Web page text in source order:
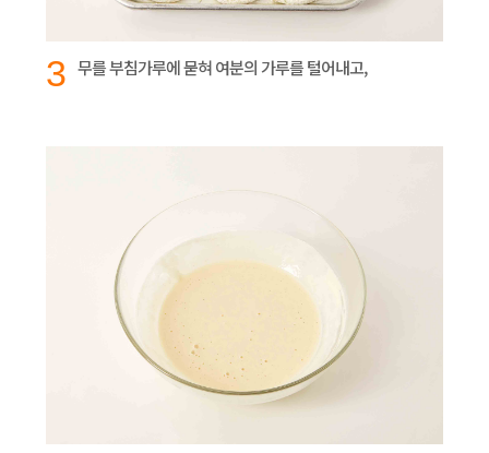
3 무를 부침가루에 묻혀 여분의 가루를 털어내고,